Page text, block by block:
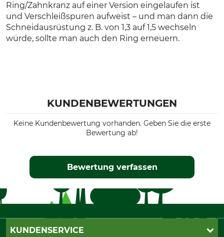
Ring/Zahnkranz auf einer Version eingelaufen ist
und Verschleißspuren aufweist – und man dann die
Schneidausrüstung z. B. von 1,3 auf 1,5 wechseln
würde, sollte man auch den Ring erneuern.
KUNDENBEWERTUNGEN
Keine Kundenbewertung vorhanden. Geben Sie die erste
Bewertung ab!
Bewertung verfassen
KUNDENSERVICE